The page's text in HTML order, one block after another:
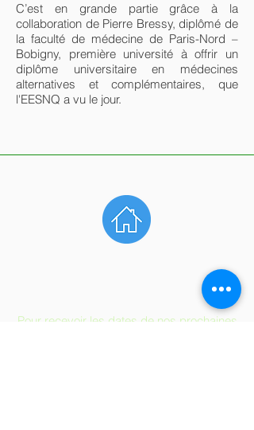
C’est en grande partie grâce à la
collaboration de Pierre Bressy, diplômé de
la faculté de médecine de Paris-Nord –
Bobigny, première université à offrir un
diplôme universitaire en médecines
alternatives et complémentaires, que
l'EESNQ a vu le jour.
Pour recevoir les dates de nos prochaines